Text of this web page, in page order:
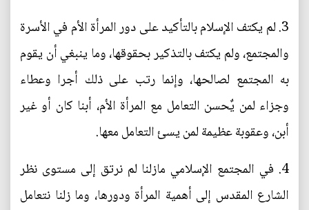
3. لم يكتف الإسلام بالتأكيد على دور المرأة الأم في الأسرة
والمجتمع، ولم يكتف بالتذكير بحقوقها، وما ينبغي أن يقوم
به المجتمع لصالحها، وإنما رتب على ذلك أجرا وعطاء
وجزاء لمن يٌحسن التعامل مع المرأة الأم، أبنا كان أو غير
أبن، وعقوبة عظيمة لمن يسئ التعامل معها.
4. في المجتمع الإسلامي مازلنا لم نرتق إلى مستوى نظر
الشارع المقدس إلى أهمية المرأة ودورها، وما زلنا نتعامل